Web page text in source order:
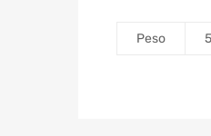
Peso